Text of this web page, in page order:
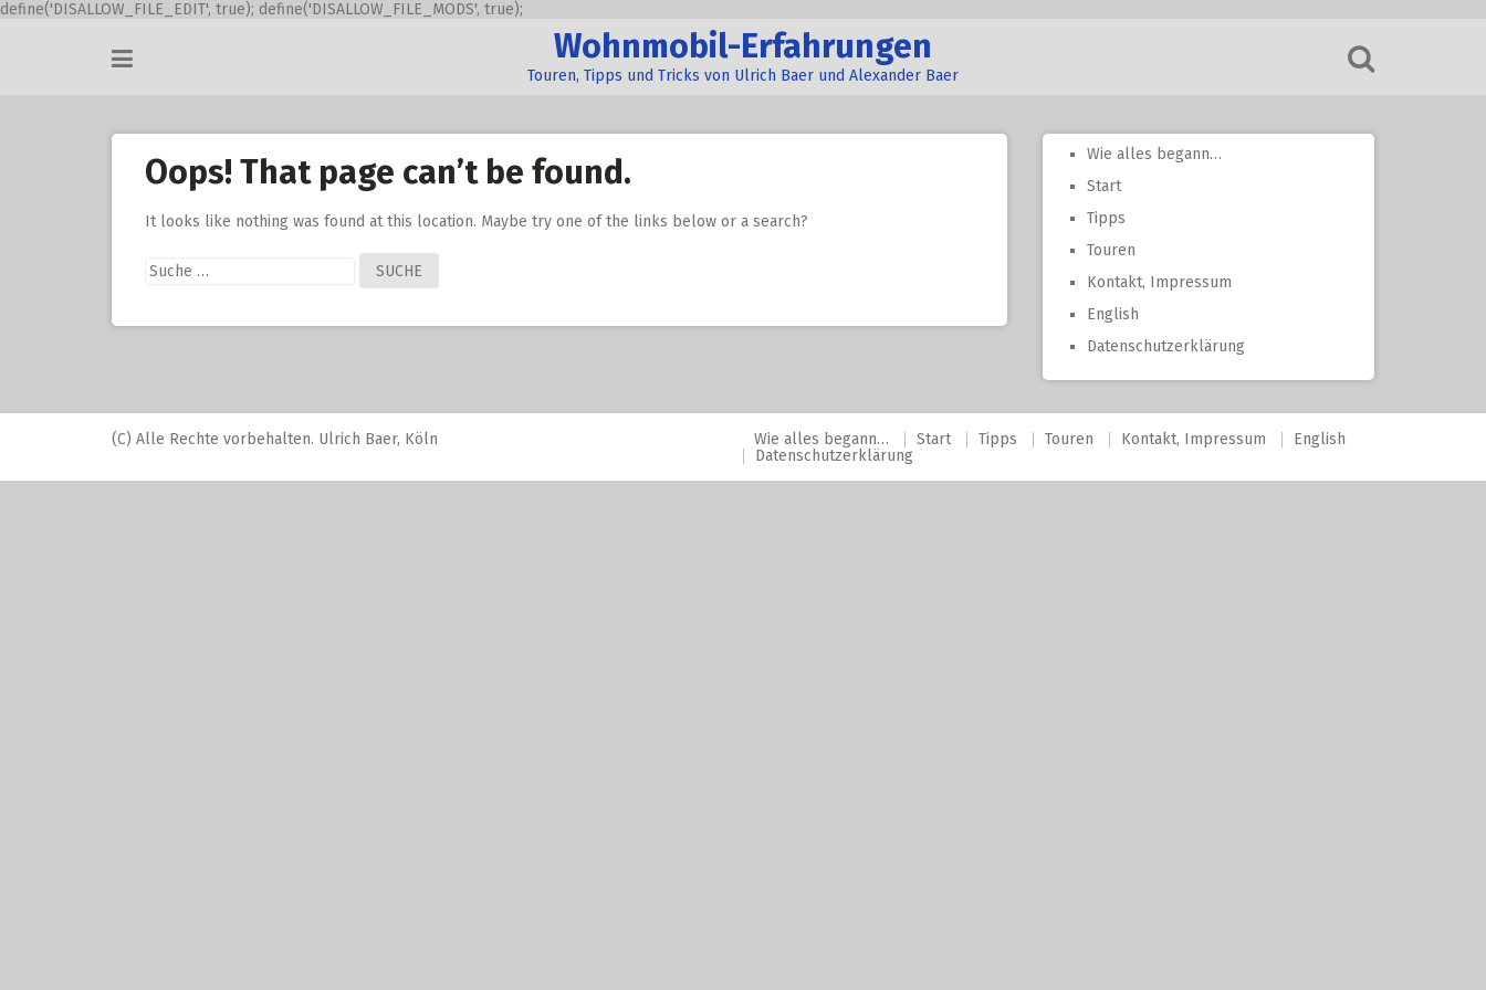
define('DISALLOW_FILE_EDIT', true); define('DISALLOW_FILE_MODS', true);
Wohnmobil-Erfahrungen
Touren, Tipps und Tricks von Ulrich Baer und Alexander Baer
Oops! That page can’t be found.
It looks like nothing was found at this location. Maybe try one of the links below or a search?
Suche
nach:
Wie alles begann…
Start
Tipps
Touren
Kontakt, Impressum
English
Datenschutzerklärung
(C) Alle Rechte vorbehalten. Ulrich Baer, Köln Wie alles begann… Start Tipps Touren Kontakt, Impressum
English
Datenschutzerklärung